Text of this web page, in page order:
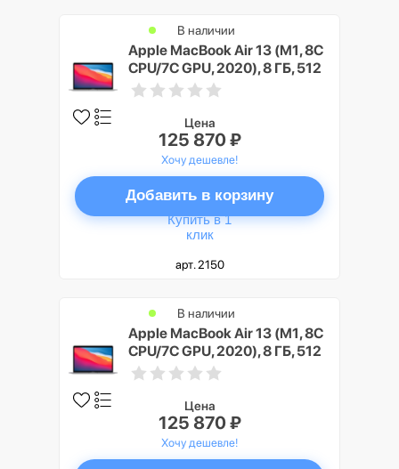
Apple MacBook Air 13 (M1, 8C
CPU/7C GPU, 2020), 8 ГБ, 512
ГБ SSD, Серебристый (Silver)
В наличии
Цена
125 870 ₽
Хочу дешевле!
Добавить в корзину
Купить в 1
клик
арт. 2150
Apple MacBook Air 13 (M1, 8C
CPU/7C GPU, 2020), 8 ГБ, 512
ГБ SSD, Серый космос (Space
В наличии
Цена
125 870 ₽
Хочу дешевле!